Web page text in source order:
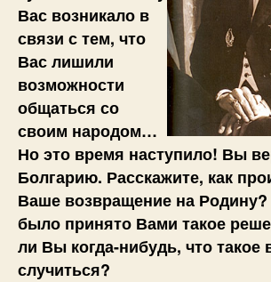
Вас возникало в
связи с тем, что
Вас лишили
возможности
общаться со
своим народом…
Но это время наступило! Вы
Болгарию. Расскажите, как
Ваше возвращение на
было принято Вами такое
ли Вы когда-нибудь, что
случиться?